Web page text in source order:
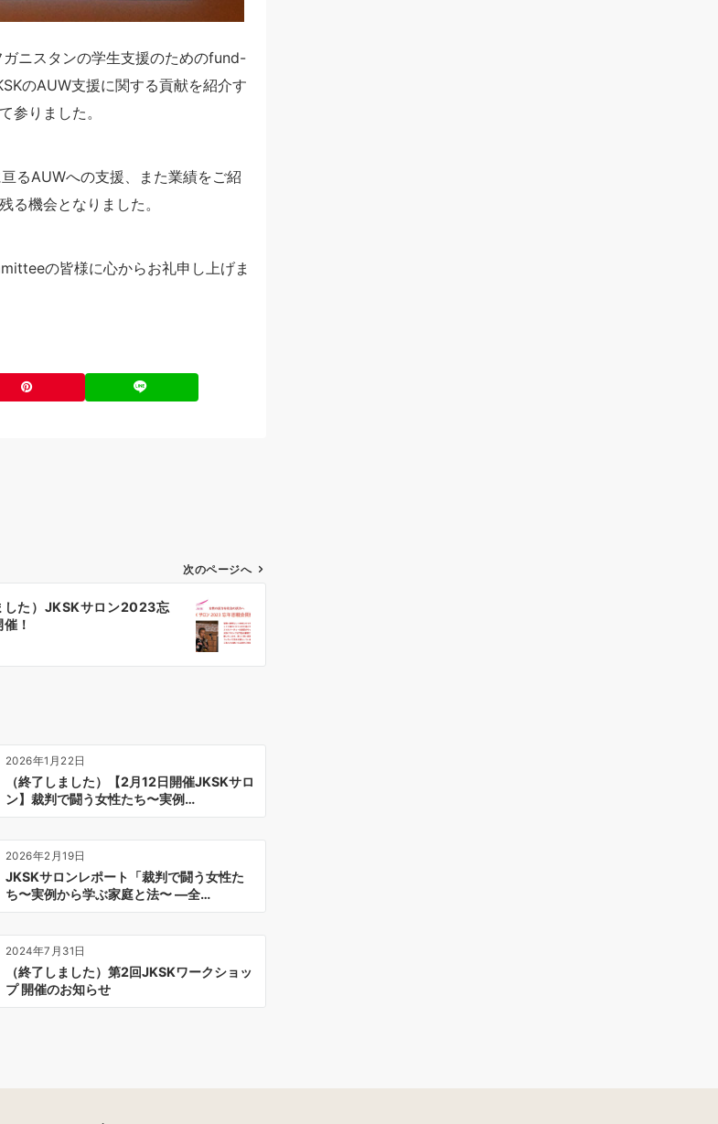
ニスタンの学生支援のためのfund-
のAUW支援に関する貢献を紹介す
参りました。
るAUWへの支援、また業績をご紹
る機会となりました。
の皆様に心からお礼申し上げま
次のページへ
した）JKSKサロン2023忘
！
2026年1月22日
（終了しました）【2月12日開催JKSKサロ
ン】裁判で闘う女性たち〜実例…
2026年2月19日
JKSKサロンレポート「裁判で闘う女性た
ち〜実例から学ぶ家庭と法〜 ―全…
2024年7月31日
（終了しました）第2回JKSKワークショッ
プ 開催のお知らせ